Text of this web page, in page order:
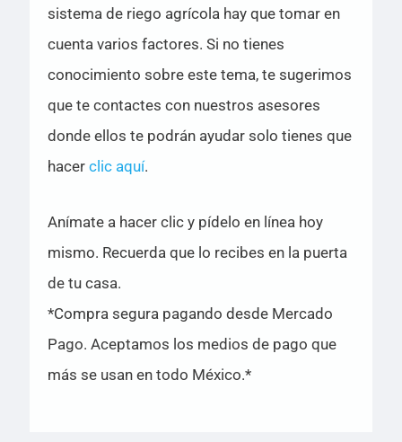
sistema de riego agrícola hay que tomar en
cuenta varios factores. Si no tienes
conocimiento sobre este tema, te sugerimos
que te contactes con nuestros asesores
donde ellos te podrán ayudar solo tienes que
hacerclic aquí.
Anímate a hacer clic y pídelo en línea hoy
mismo. Recuerda que lo recibes en la puerta
de tu casa.
*Compra segura pagando desde Mercado
Pago. Aceptamos los medios de pago que
más se usan en todo México.*